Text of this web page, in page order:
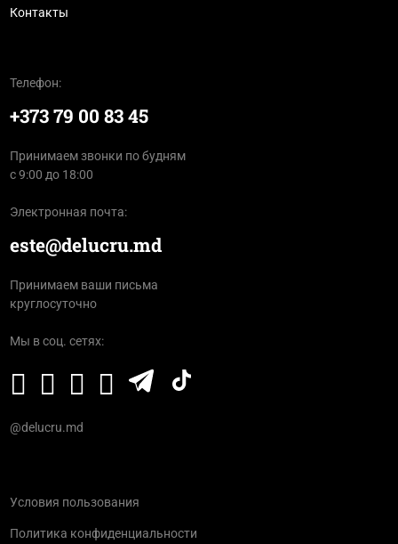
Контакты
Телефон:
+373 79 00 83 45
Принимаем звонки по будням
с 9:00 до 18:00
Электронная почта:
este@delucru.md
Принимаем ваши письма
круглосуточно
Мы в соц. сетях:
@delucru.md
Условия пользования
Политика конфиденциальности